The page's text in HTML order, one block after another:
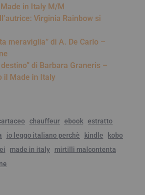
in Italy M/M
Virginia Rainbow si
meraviglia” di A. De Carlo –
destino” di Barbara Graneris –
il Made in Italy
chauffeur ebook estratto
io leggo italiano perchè kindle
kobo
made in italy
mirtilli malcontenta